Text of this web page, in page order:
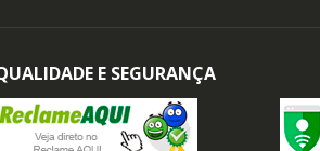
E SEGURANÇA